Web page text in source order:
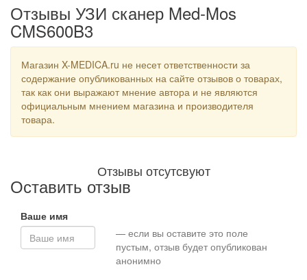
Отзывы УЗИ сканер Med-Mos
CMS600B3
Магазин X-MEDICA.ru не несет ответственности за
содержание опубликованных на сайте отзывов о товарах,
так как они выражают мнение автора и не являются
официальным мнением магазина и производителя
товара.
Отзывы отсутсвуют
Оставить отзыв
Ваше имя
— если вы оставите это поле
пустым, отзыв будет опубликован
анонимно